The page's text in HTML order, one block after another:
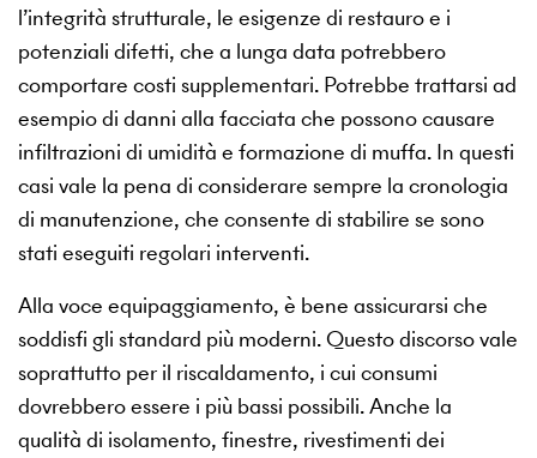
l’integrità strutturale, le esigenze di restauro e i
potenziali difetti, che a lunga data potrebbero
comportare costi supplementari. Potrebbe trattarsi ad
esempio di danni alla facciata che possono causare
infiltrazioni di umidità e formazione di muffa. In questi
casi vale la pena di considerare sempre la cronologia
di manutenzione, che consente di stabilire se sono
stati eseguiti regolari interventi.
Alla voce equipaggiamento, è bene assicurarsi che
soddisfi gli standard più moderni. Questo discorso vale
soprattutto per il riscaldamento, i cui consumi
dovrebbero essere i più bassi possibili. Anche la
qualità di isolamento, finestre, rivestimenti dei